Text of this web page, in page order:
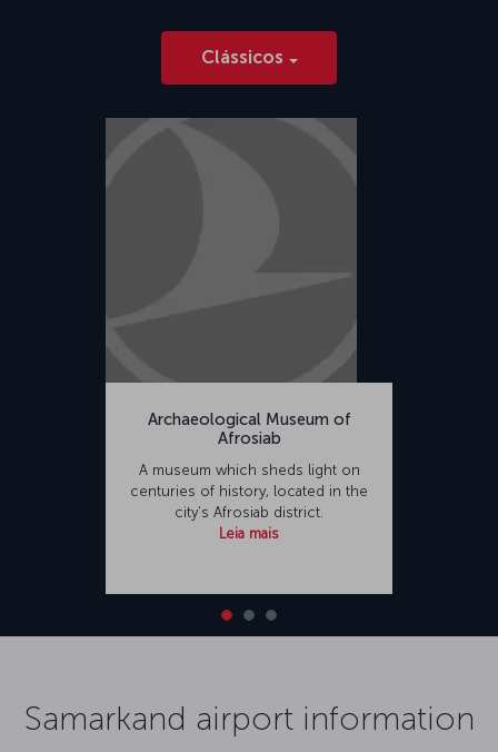
Clássicos
Archaeological Museum of
Afrosiab
A museum which sheds light on
centuries of history, located in the
city’s Afrosiab district.
Leia mais
Samarkand airport information